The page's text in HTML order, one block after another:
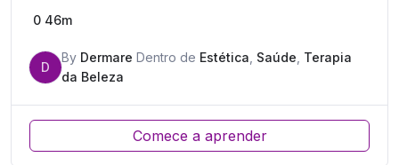
0 46m
D
By Dermare Dentro de Estética Saúde Terapia
da Beleza
Comece a aprender